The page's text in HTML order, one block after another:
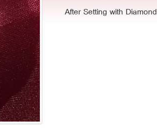
After Setting with Diamond